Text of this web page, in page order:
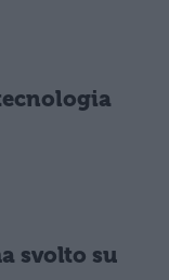
svolto su